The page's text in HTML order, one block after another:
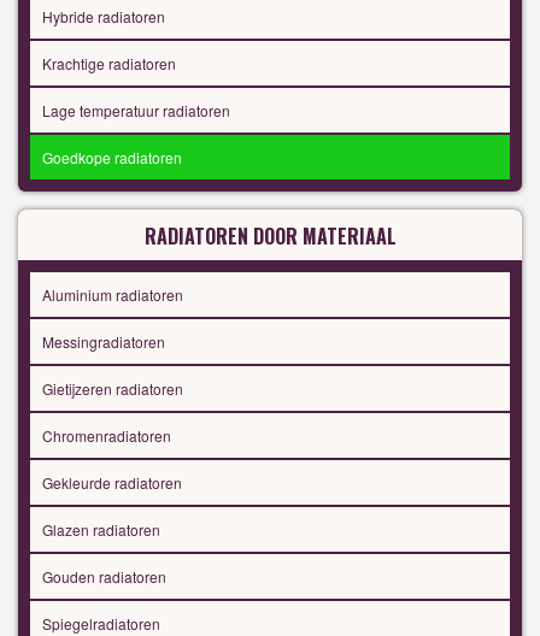
Hybride radiatoren
Krachtige radiatoren
Lage temperatuur radiatoren
Goedkope radiatoren
RADIATOREN DOOR MATERIAAL
Aluminium radiatoren
Messingradiatoren
Gietijzeren radiatoren
Chromenradiatoren
Gekleurde radiatoren
Glazen radiatoren
Gouden radiatoren
Spiegelradiatoren